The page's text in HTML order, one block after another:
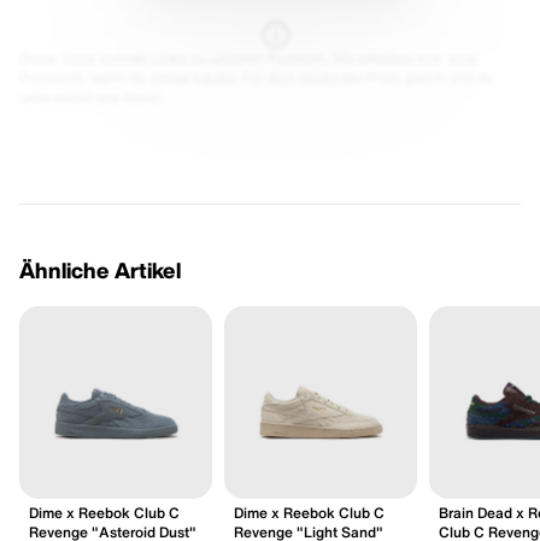
Ähnliche Artikel
Dime x Reebok Club C
Revenge "Asteroid Dust"
Dime x Reebok Club C
Revenge "Light Sand"
Brain Dead x
Club C